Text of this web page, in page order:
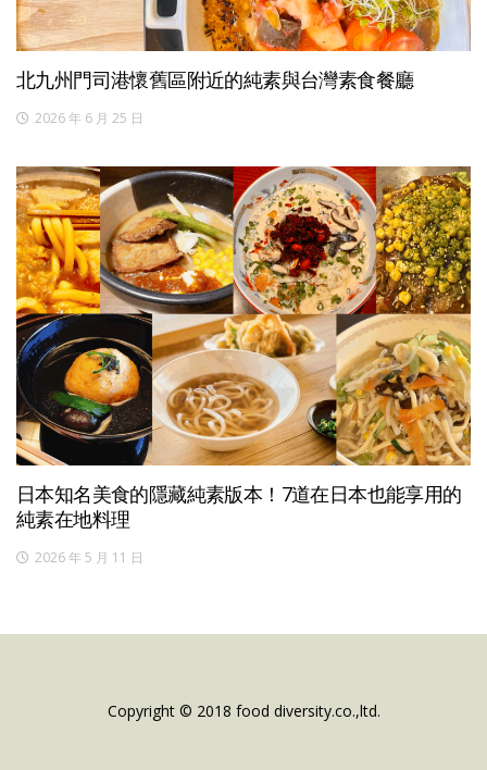
北九州門司港懷舊區附近的純素與台灣素食餐廳
2026 年 6 月 25 日
日本知名美食的隱藏純素版本！7道在日本也能享用的
純素在地料理
2026 年 5 月 11 日
Copyright © 2018 food diversity.co.,ltd.